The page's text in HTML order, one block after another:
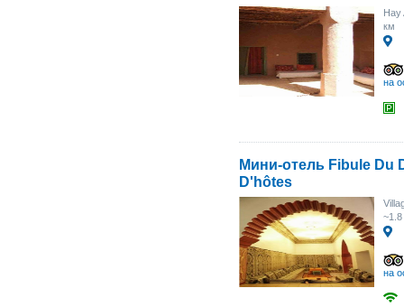
Hay
км
на
Мини-отель Fibule Du
D'hôtes
на